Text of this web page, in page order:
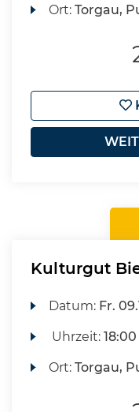
Ort:Torgau,
Kulturgut
Datum: Fr.
Uhrzeit:
Ort:Torgau,